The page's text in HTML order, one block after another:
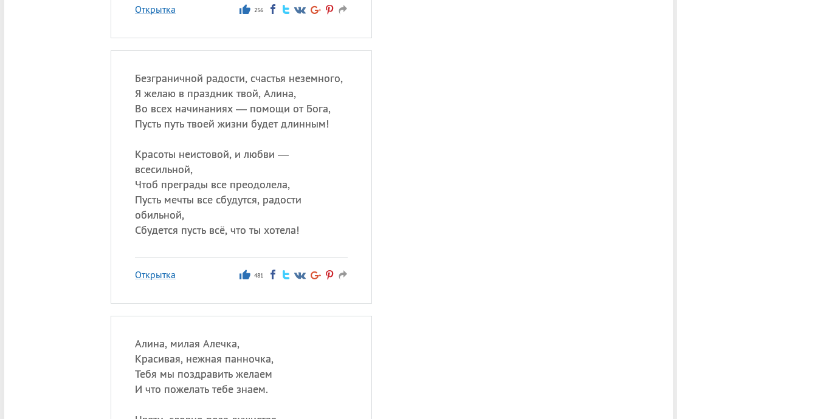
Открытка 256
Безграничной радости, счастья неземного,
Я желаю в праздник твой, Алина,
Во всех начинаниях — помощи от Бога,
Пусть путь твоей жизни будет длинным!
Красоты неистовой, и любви —
всесильной,
Чтоб преграды все преодолела,
Пусть мечты все сбудутся, радости
обильной,
Сбудется пусть всё, что ты хотела!
Открытка 481
Алина, милая Алечка,
Красивая, нежная панночка,
Тебя мы поздравить желаем
И что пожелать тебе знаем.